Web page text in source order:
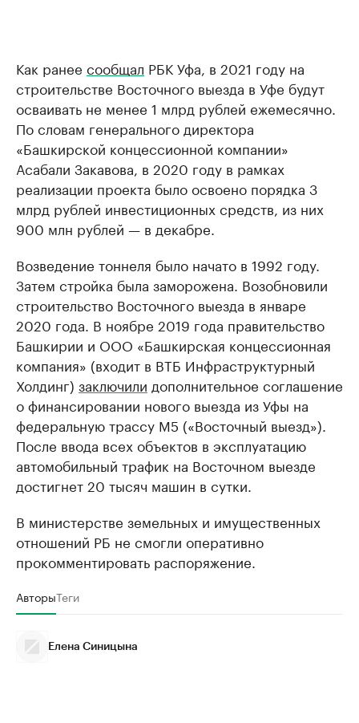
Как ранее сообщал РБК Уфа, в 2021 году на
строительстве Восточного выезда в Уфе будут
осваивать не менее 1 млрд рублей ежемесячно.
По словам генерального директора
«Башкирской концессионной компании»
Асабали Закавова, в 2020 году в рамках
реализации проекта было освоено порядка 3
млрд рублей инвестиционных средств, из них
900 млн рублей — в декабре.
Возведение тоннеля было начато в 1992 году.
Затем стройка была заморожена. Возобновили
строительство Восточного выезда в январе
2020 года. В ноябре 2019 года правительство
Башкирии и ООО «Башкирская концессионная
компания» (входит в ВТБ Инфраструктурный
Холдинг) заключили дополнительное соглашение
о финансировании нового выезда из Уфы на
федеральную трассу М5 («Восточный выезд»).
После ввода всех объектов в эксплуатацию
автомобильный трафик на Восточном выезде
достигнет 20 тысяч машин в сутки.
В министерстве земельных и имущественных
отношений РБ не смогли оперативно
прокомментировать распоряжение.
АвторыТеги
Елена Синицына